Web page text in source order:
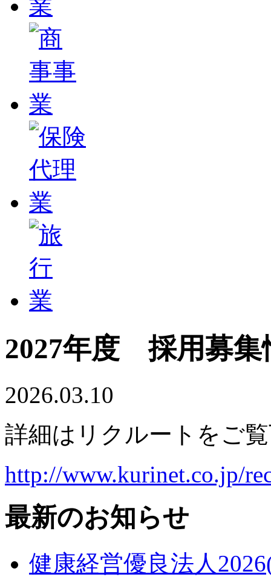
2027年度 採用募集
2026.03.10
詳細はリクルートをご
http://www.kurinet.co.jp/
最新のお知らせ
健康経営優良法人